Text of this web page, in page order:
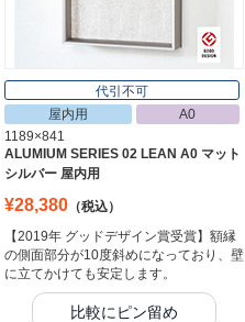
代引不可
屋内用
A0
1189×841
ALUMIUM SERIES 02 LEAN A0 マット
シルバー 屋内用
¥28,380 （税込）
【2019年 グッドデザイン賞受賞】額縁
の側面部分が10度斜めになっており、壁
に立てかけても安定します。
比較にピン留め